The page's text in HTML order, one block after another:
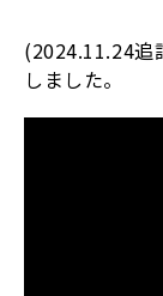
(2024.11.24追
しました。